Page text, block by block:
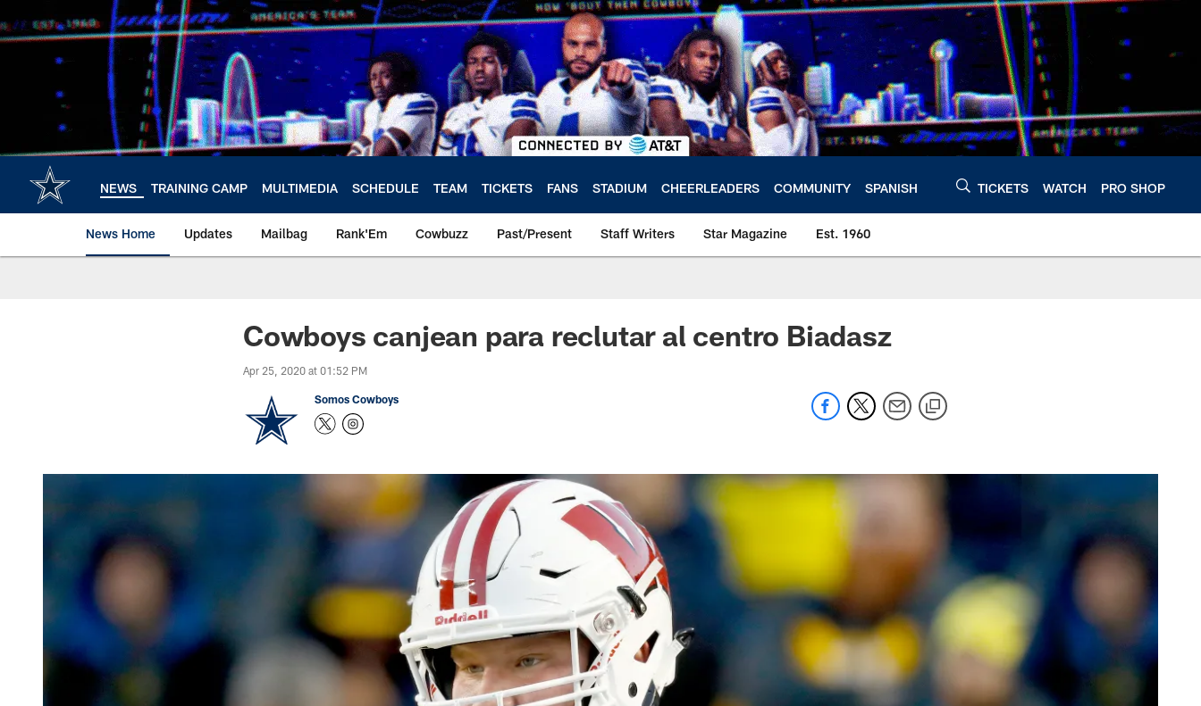
to
main
NEWS TRAINING CAMP MULTIMEDIA SCHEDULE TEAM TICKETS FANS STADIUM CHEERLEADERS COMMUNITY SPANISH TICKETS WATCH PRO SHOP
News Home Updates Mailbag Rank'Em Cowbuzz Past/Present Staff Writers Star Magazine Est. 1960
Cowboys canjean para reclutar al centro Biadasz
Apr 25, 2020 at 01:52 PM
Somos Cowboys